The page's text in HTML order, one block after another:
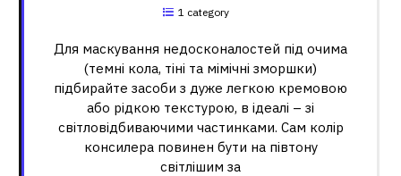
1 category
Для маскування недосконалостей під очима
(темні кола, тіні та мімічні зморшки)
підбирайте засоби з дуже легкою кремовою
або рідкою текстурою, в ідеалі – зі
світловідбиваючими частинками. Сам колір
консилера повинен бути на півтону
світлішим за